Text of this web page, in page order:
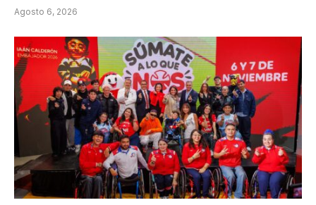
Agosto 6, 2026